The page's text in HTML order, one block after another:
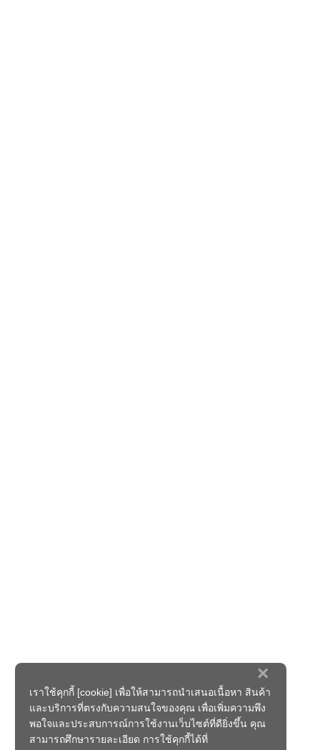
×
เราใช้คุกกี้ [cookie] เพื่อให้สามารถนำเสนอเนื้อหา สินค้า
และบริการที่ตรงกับความสนใจของคุณ เพื่อเพิ่มความพึง
พอใจและประสบการณ์การใช้งานเว็บไซต์ที่ดียิ่งขึ้น คุณ
สามารถศึกษารายละเอียด การใช้คุกกี้ได้ที่